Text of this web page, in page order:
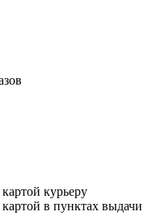
курьеру
в пунктах выдачи